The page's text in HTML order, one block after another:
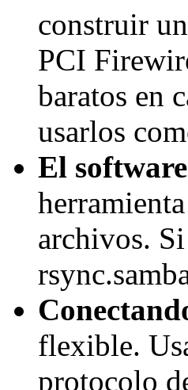
construir
PCI
baratos en
usarlos
El
archivos.
flexible.
protocolo